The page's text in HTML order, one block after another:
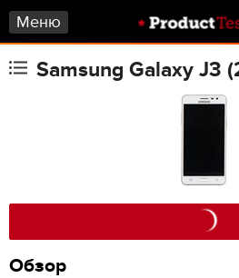
Меню
Samsung Galaxy J3
Обзор